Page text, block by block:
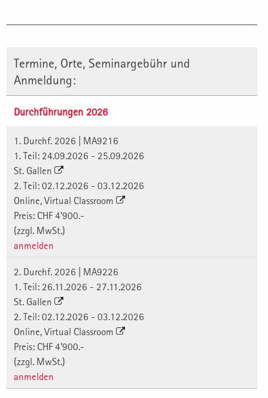
Termine, Orte, Seminargebühr und
Anmeldung:
Durchführungen 2026
1. Durchf. 2026 | MA9216
1. Teil: 24.09.2026 - 25.09.2026
St. Gallen
2. Teil: 02.12.2026 - 03.12.2026
Online, Virtual Classroom
Preis: CHF 4'900.-
(zzgl. MwSt.)
anmelden
2. Durchf. 2026 | MA9226
1. Teil: 26.11.2026 - 27.11.2026
St. Gallen
2. Teil: 02.12.2026 - 03.12.2026
Online, Virtual Classroom
Preis: CHF 4'900.-
(zzgl. MwSt.)
anmelden